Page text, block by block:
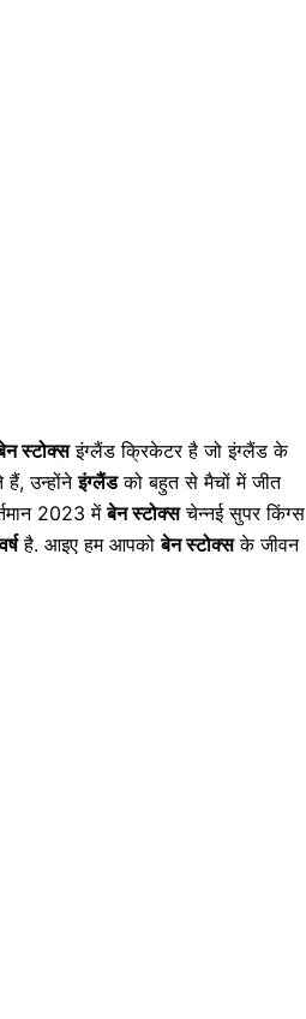
स्टोक्सइंग्लैंड क्रिकेटर है जो इंग्लैंड के
हैं, उन्होंनेइंग्लैंडको बहुत से मैचों में जीत
2023 मेंबेन स्टोक्सचेन्नई सुपर किंग्स
है. आइए हम आपकोबेन स्टोक्सके जीवन